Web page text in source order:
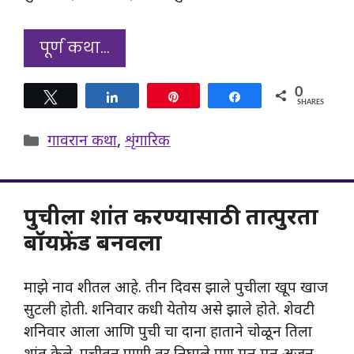
पूर्ण कथा…
Share 0
SHARES
Categories
गावरान कथा,शृंगारिक
पुचीला शांत करण्यासाठी तात्पुरता
बॉयफ्रेंड बनवला
माझे नाव शीतल आहे. तीन दिवस झाले पुचीला खूप खाज
सुटली होती. शनिवार कधी येतोय असे झाले होते. शेवटी
शनिवार आला आणि पुची चा दाना हाताने चोळून तिला